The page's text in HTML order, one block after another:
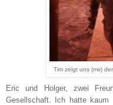
Tim zeigt uns (mir)
Eric und Holger, zwei
Gesellschaft. Ich hatte